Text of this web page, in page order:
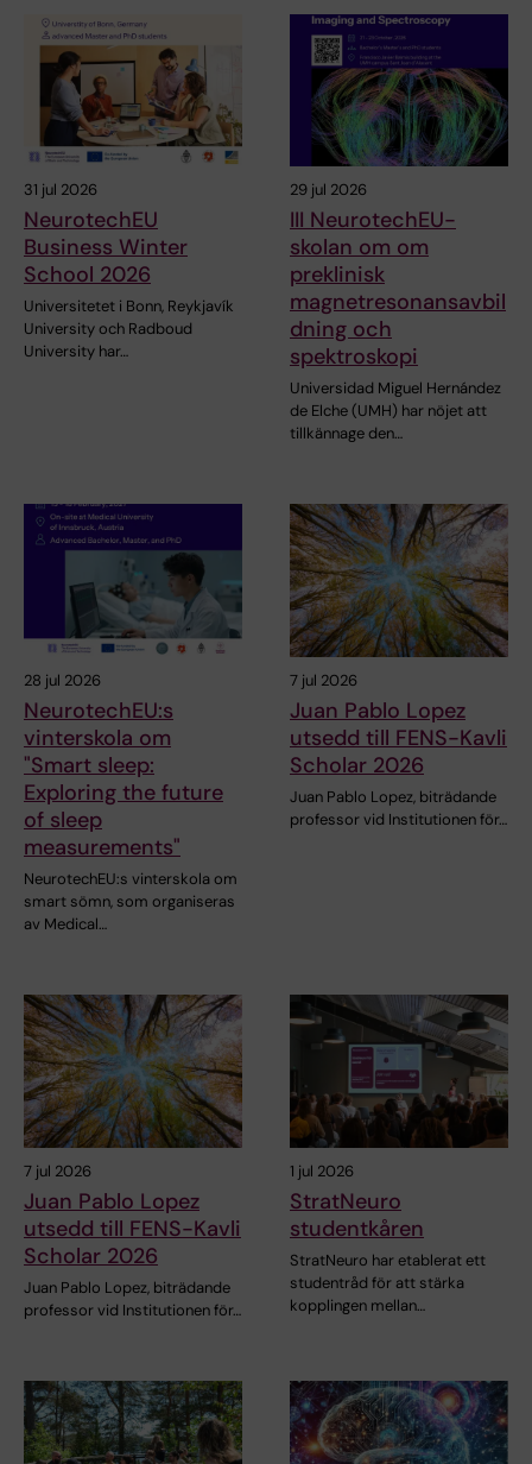
31 jul 2026
NeurotechEU
Business Winter
School 2026
Universitetet i Bonn, Reykjavík
University och Radboud
University har…
29 jul 2026
III NeurotechEU-
skolan om om
preklinisk
magnetresonansavbil
dning och
spektroskopi
Universidad Miguel Hernández
de Elche (UMH) har nöjet att
tillkännage den…
28 jul 2026
NeurotechEU:s
vinterskola om
"Smart sleep:
Exploring the future
of sleep
measurements"
NeurotechEU:s vinterskola om
smart sömn, som organiseras
av Medical…
7 jul 2026
Juan Pablo Lopez
utsedd till FENS-Kavli
Scholar 2026
Juan Pablo Lopez, biträdande
professor vid Institutionen för…
7 jul 2026
Juan Pablo Lopez
utsedd till FENS-Kavli
Scholar 2026
Juan Pablo Lopez, biträdande
professor vid Institutionen för…
1 jul 2026
StratNeuro
studentkåren
StratNeuro har etablerat ett
studentråd för att stärka
kopplingen mellan…